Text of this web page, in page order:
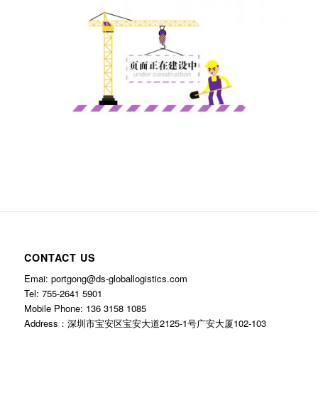
CONTACT US
Emai: portgong@ds-globallogistics.com
Tel: 755-2641 5901
Mobile Phone: 136 3158 1085
Address：深圳市宝安区宝安大道2125-1号广安大厦102-103